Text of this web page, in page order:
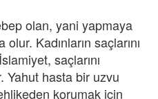
olan, yani yapmaya
Kadınların saçlarını
saçlarını
Yahut hasta bir uzvu
korumak için